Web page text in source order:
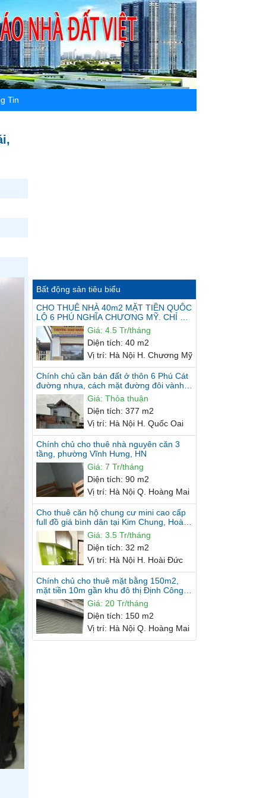
Tin
Bất động sản tiêu biểu
CHO THUÊ NHÀ 40m2 MẶT TIỀN QUÔC
LỘ 6 PHÚ NGHĨA CHƯƠNG MỸ. CHỈ 4.5
TRIỆU/THÁNGGiá: 4.5 Tr/tháng
Diện tích: 40 m2
Vị trí: Hà Nội H. Chương Mỹ
Chính chủ cần bán đất ở thôn 6 Phú Cát
đường nhựa, cách mặt đường đôi vành
đai KCN 20m, gần Nhà máy...
Giá: Thỏa thuận
Diện tích: 377 m2
Vị trí: Hà Nội H. Quốc Oai
Chính chủ cho thuê nhà nguyên căn 3
tầng, phường Vĩnh Hưng, HN
Giá: 7 Tr/tháng
Diện tích: 90 m2
Vị trí: Hà Nội Q. Hoàng Mai
Cho thuê căn hộ chung cư mini cao cấp
full đồ giá bình dân tại Kim Chung, Hoài
Đức
Giá: 3.5 Tr/tháng
Diện tích: 32 m2
Vị trí: Hà Nội H. Hoài Đức
Chính chủ cho thuê mặt bằng 150m2,
mặt tiền 10m gần khu đô thị Định Công,
Hoàng Mai, Hà Nội.
Giá: 20 Tr/tháng
Diện tích: 150 m2
Vị trí: Hà Nội Q. Hoàng Mai